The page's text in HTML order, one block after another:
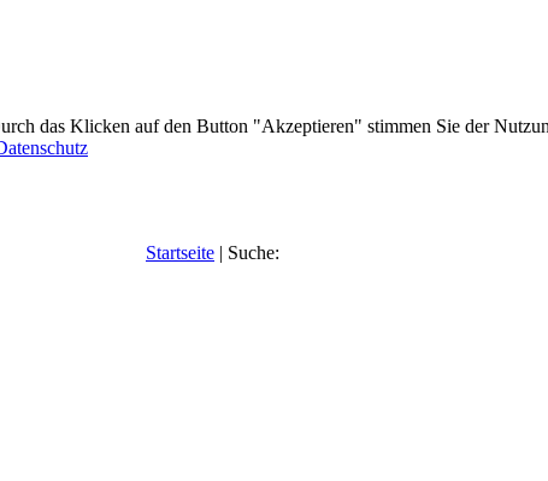
das Klicken auf den Button "Akzeptieren" stimmen Sie der
Startseite | Suche: